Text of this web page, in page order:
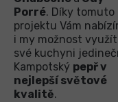
Porré. Díky tomuto
projektu Vám
i my možnost
své kuchyni
Kampotský pepř v
nejlepší světové
kvalitě.